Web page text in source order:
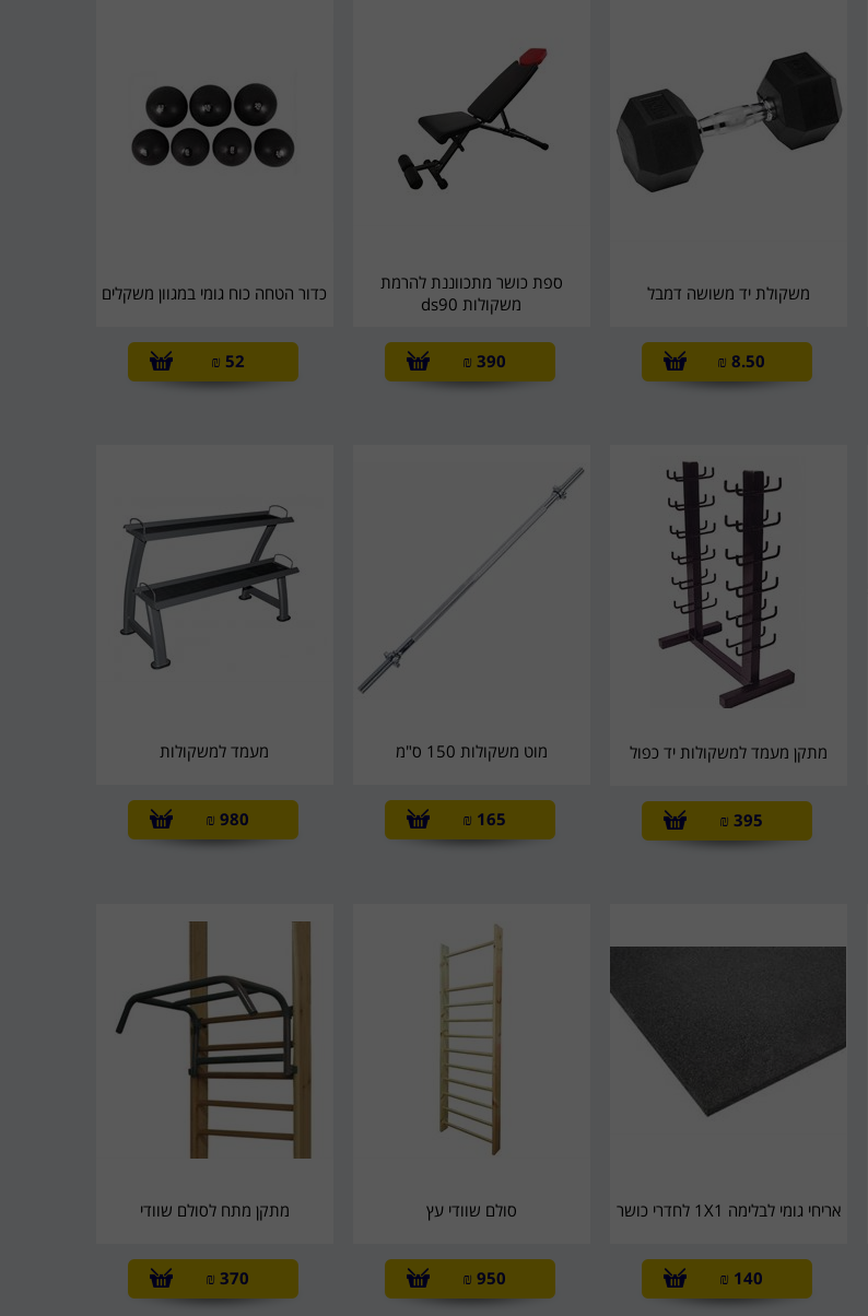
משקולת יד משושה דמבל
8.50
₪
ספת כושר מתכווננת להרמת
משקולות ds90
390
₪
כדור הטחה כוח גומי במגוון משקלים
52
₪
מתקן מעמד למשקולות יד כפול
395
₪
מוט משקולות 150 ס"מ
165
₪
מעמד למשקולות
980
₪
אריחי גומי לבלימה 1X1 לחדרי כושר
140
₪
סולם שוודי עץ
950
₪
מתקן מתח לסולם שוודי
370
₪